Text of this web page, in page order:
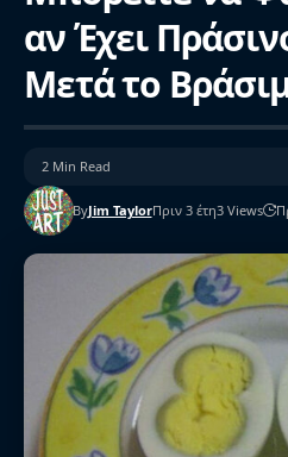
αν Έχει
Μετά το
ByJim TaylorΠριν 3 έτη3 Views
2 Min Read